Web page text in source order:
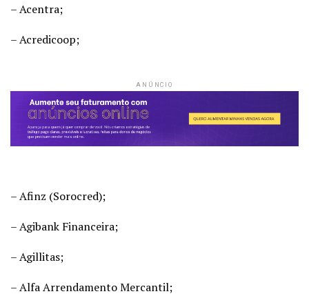
– Acentra;
– Acredicoop;
ANÚNCIO
– Afinz (Sorocred);
– Agibank Financeira;
– Agillitas;
– Alfa Arrendamento Mercantil;